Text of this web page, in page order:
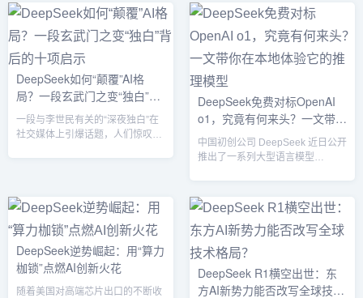
会，随后又在多场场合谈及“中国AI
不可能永远跟随”的观点。其言论引
发业内热议，也让外界更加关注这
家以“R1模型”震撼全球的AI公司究
竟有怎样的雄心壮志。01 从量化
交易到通用AI，梁文锋的跨界之路
1. 幻方量化起家，国内量化私募
“四大天王”1985年出生于广东湛江
的梁文锋，...
DeepSeek如何“颠覆”AI格
局？一段玄武门之变“独白”背
后的十项启示
一段与李世民有关的“深夜独白”在
社交媒体上引爆话题，人们惊叹其
DeepSeekR1成功吸引了海内外众
多产业人士和AI发烧友的目光，也
让外界对它的技术路线与潜在影响
产生了新的认知。本文将结合一个
“惊艳案例”和背后的十条深度思
当下AI混战中...
DeepSeek免费对标OpenAI
o1，究竟有何来头？一文带你
在本地体验它的推理模型
中国初创公司 DeepSeek 近日公开
推出了一系列大型语言模型
DeepSeek 由创业者梁文锋创办，
其背后有量化对冲基金「高飞资
本」的资金支持。DeepSeek 模型
以 MIT 许可的形式免费开放下载，
宣称在推理、数学等方面达到与主
流美系大模型相当的水平。本文将
从模型亮点、推理表现、使用方法
DeepSeek逆势崛起：用“算力
枷锁”点燃AI创新火花
随着美国对高端芯片出口的不断收
DeepSeek R1横空出世：东
方AI新势力能否改写全球技术